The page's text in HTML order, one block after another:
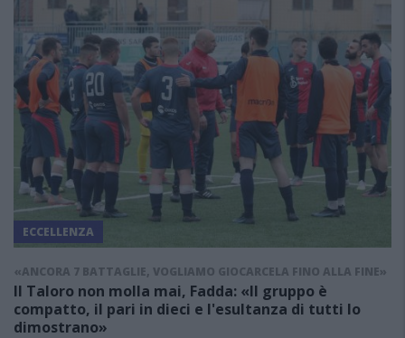
ECCELLENZA
«ANCORA 7 BATTAGLIE, VOGLIAMO GIOCARCELA FINO ALLA FINE»
Il Taloro non molla mai, Fadda: «Il gruppo è
compatto, il pari in dieci e l'esultanza di tutti lo
dimostrano»